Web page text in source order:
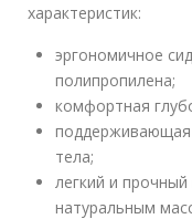
характеристик:
эргономичное
полипропилена;
комфортная
тела;
легкий и
натуральным